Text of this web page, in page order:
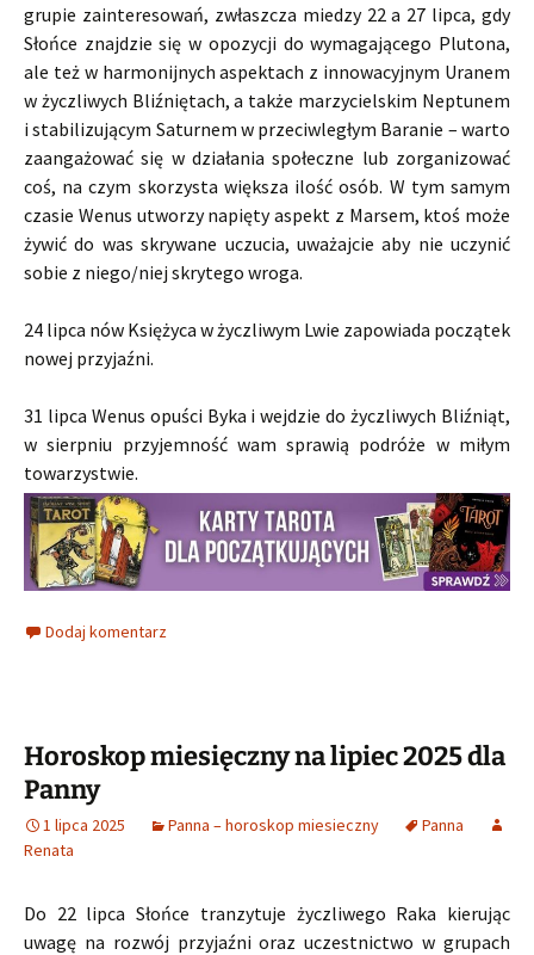
grupie zainteresowań, zwłaszcza miedzy 22 a 27 lipca, gdy
Słońce znajdzie się w opozycji do wymagającego Plutona,
ale też w harmonijnych aspektach z innowacyjnym Uranem
w życzliwych Bliźniętach, a także marzycielskim Neptunem
i stabilizującym Saturnem w przeciwległym Baranie – warto
zaangażować się w działania społeczne lub zorganizować
coś, na czym skorzysta większa ilość osób. W tym samym
czasie Wenus utworzy napięty aspekt z Marsem, ktoś może
żywić do was skrywane uczucia, uważajcie aby nie uczynić
sobie z niego/niej skrytego wroga.
24 lipca nów Księżyca w życzliwym Lwie zapowiada początek
nowej przyjaźni.
31 lipca Wenus opuści Byka i wejdzie do życzliwych Bliźniąt,
w sierpniu przyjemność wam sprawią podróże w miłym
towarzystwie.
Dodaj komentarz
Horoskop miesięczny na lipiec 2025 dla
Panny
1 lipca 2025 Panna – horoskop miesieczny
Panna
Renata
Do 22 lipca Słońce tranzytuje życzliwego Raka kierując
uwagę na rozwój przyjaźni oraz uczestnictwo w grupach